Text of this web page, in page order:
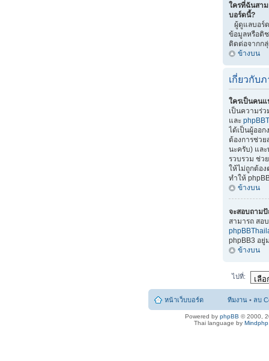
ใครที่ฉันสา
บอร์ดนี้?
ผู้ดูแลบอร์
ข้อมูลหรือติ
ติดต่อจากก
ข้างบน
เกี่ยวกับ
ใครเป็นคน
เป็นความร่
และ
ได้เป็นผู้ออก
ต้องการช่ว
นะครับ) แล
รวบรวม ช่ว
ให้ไม่ถูกต้อ
ทำให้
ข้างบน
จะสอบถาม
สามารถ สอ
phpBB3 อยู่
ข้างบน
ไปที่:
หน้าเว็บบอร์ด ทีมงาน • ลบ
Powered by phpBB © 2000,
Thai language by